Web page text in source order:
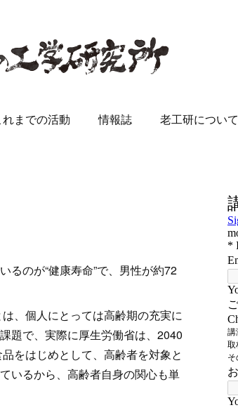
れまでの活動 情報誌 老工研について
るのが“健康寿命”で、男性が約72
、個人にとっては高齢期の充実に
題で、実際に厚生労働省は、2040
をはじめとして、高齢者を対象と
いるから、高齢者自身の関心も単